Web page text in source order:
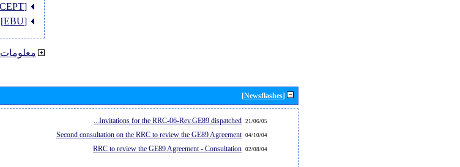
[CEPT]
[EBU]
[Newsflashes]
21/06/05
Invitations for the RRC-06-Rev.GE89 dispatched...
04/10/04
Second consultation on the RRC to review the GE89 Agreement
02/08/04
RRC to review the GE89 Agreement - Consultation